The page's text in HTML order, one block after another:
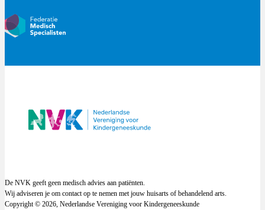
De NVK geeft geen medisch advies aan patiënten.
Wij adviseren je om contact op te nemen met jouw huisarts of behandelend arts.
Copyright © 2026, Nederlandse Vereniging voor Kindergeneeskunde